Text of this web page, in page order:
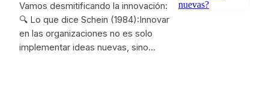
Vamos desmitificando la innovación:
🔍 Lo que dice Schein (1984):Innovar
en las organizaciones no es solo
implementar ideas nuevas, sino…